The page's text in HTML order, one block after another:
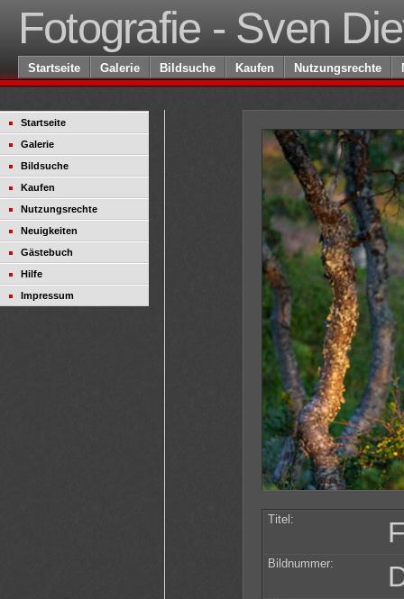
Fotografie - Sven
Startseite Galerie Bildsuche Kaufen Nutzungsrechte
Startseite
Galerie
Bildsuche
Kaufen
Nutzungsrechte
Neuigkeiten
Gästebuch
Hilfe
Impressum
Titel:
Bildnummer: